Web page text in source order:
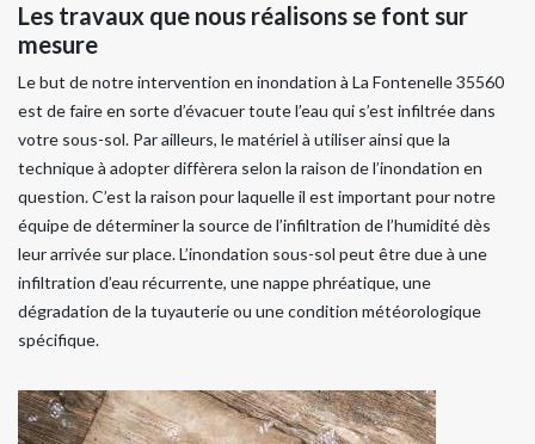
Les travaux que nous réalisons se font sur
mesure
Le but de notre intervention en inondation à La Fontenelle 35560
est de faire en sorte d’évacuer toute l’eau qui s’est infiltrée dans
votre sous-sol. Par ailleurs, le matériel à utiliser ainsi que la
technique à adopter diffèrera selon la raison de l’inondation en
question. C’est la raison pour laquelle il est important pour notre
équipe de déterminer la source de l’infiltration de l’humidité dès
leur arrivée sur place. L’inondation sous-sol peut être due à une
infiltration d’eau récurrente, une nappe phréatique, une
dégradation de la tuyauterie ou une condition météorologique
spécifique.